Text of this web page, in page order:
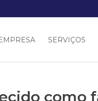
EMPRESA SERVIÇOS
como